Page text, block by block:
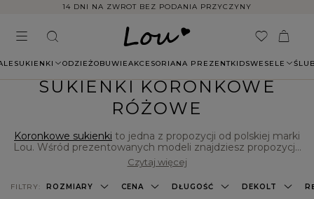
14 DNI NA ZWROT BEZ PODANIA PRZYCZYNY
SUKIENKI ODZIEŻOBUWIEAKCESORIANA PREZENTKIDSWESELE
SUKIENKI KORONKOWE
RÓŻOWE
Koronkowe sukienki to jedna z propozycji od polskiej marki
Lou. Wśród prezentowanych modeli znajdziesz propozycje
w wersji mini, midi i maxi oraz modne komplety składające
się z topu i spódnicy. Szeroki wybór fasonów, kolorów i
wzorów sprawia, że w sklepie Lou każdy znajdzie coś dla
siebie - mamy coś dla fanek ponadczasowej klasyki i
Czytaj więcej
FILTRY: ROZMIARY CENA DŁUGOŚĆ DEKOLT